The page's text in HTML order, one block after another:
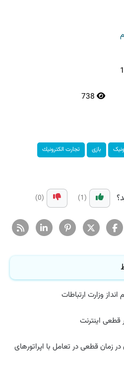
بازی تجارت الكترونیك
(1)
(0)
وزارت ارتباطات
زمان قطعی در تعامل با اپراتورهای